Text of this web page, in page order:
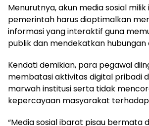
​Menurutnya, akun media sosial milik
pemerintah harus dioptimalkan
informasi yang interaktif guna
publik dan mendekatkan hubungan
​Kendati demikian, para pegawai
membatasi aktivitas digital pribadi
marwah institusi serta tidak
kepercayaan masyarakat
​“Media sosial ibarat pisau bermata